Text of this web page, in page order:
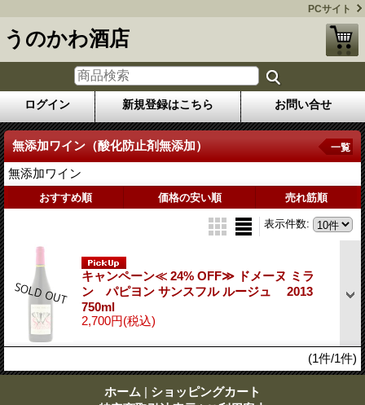
PCサイト
うのかわ酒店
ログイン 新規登録はこちら お問い合せ
無添加ワイン（酸化防止剤無添加）
無添加ワイン
一覧
おすすめ順 価格の安い順 売れ筋順
表示件数:
キャンペーン≪ 24% OFF≫ ドメーヌ ミラ
ン パピヨン サンスフル ルージュ 2013
750ml
2,700円(税込)
(1件/1件)
ホーム | ショッピングカート